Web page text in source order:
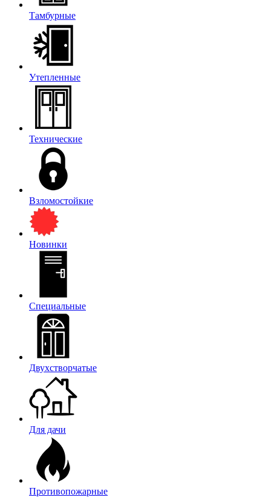
Тамбурные
Утепленные
Технические
Взломостойкие
Новинки
Специальные
Двухстворчатые
Для дачи
Противопожарные